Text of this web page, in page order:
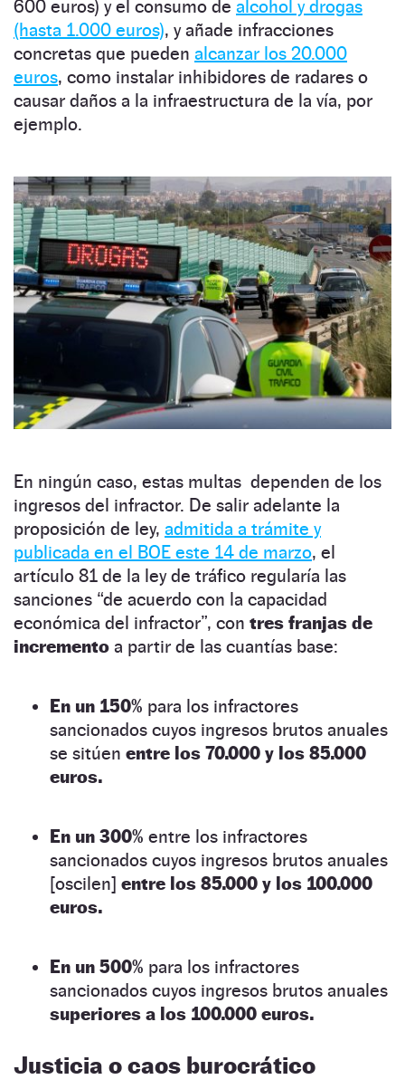
600 euros) y el consumo de alcohol y drogas
(hasta 1.000 euros), y añade infracciones
concretas que pueden alcanzar los 20.000
euros, como instalar inhibidores de radares o
causar daños a la infraestructura de la vía, por
ejemplo.
En ningún caso, estas multas dependen de los
ingresos del infractor. De salir adelante la
proposición de ley, admitida a trámite y
publicada en el BOE este 14 de marzo, el
artículo 81 de la ley de tráfico regularía las
sanciones “de acuerdo con la capacidad
económica del infractor”, con tres franjas de
incremento a partir de las cuantías base:
En un 150% para los infractores
sancionados cuyos ingresos brutos anuales
se sitúen entre los 70.000 y los 85.000
euros.
En un 300% entre los infractores
sancionados cuyos ingresos brutos anuales
[oscilen] entre los 85.000 y los 100.000
euros.
En un 500% para los infractores
sancionados cuyos ingresos brutos anuales
superiores a los 100.000 euros.
Justicia o caos burocrático